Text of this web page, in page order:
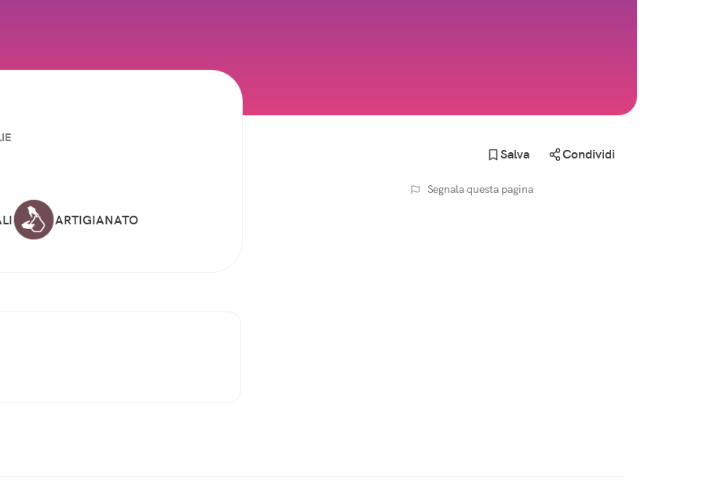
ARTIGIANATO
Salva Condividi
Segnala questa pagina